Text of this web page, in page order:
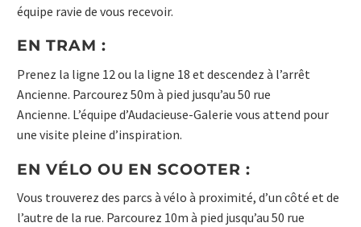
équipe ravie de vous recevoir.
EN TRAM :
Prenez la ligne 12 ou la ligne 18 et descendez à l’arrêt
Ancienne. Parcourez 50m à pied jusqu’au 50 rue
Ancienne. L’équipe d’Audacieuse-Galerie vous attend pour
une visite pleine d’inspiration.
EN VÉLO OU EN SCOOTER :
Vous trouverez des parcs à vélo à proximité, d’un côté et de
l’autre de la rue. Parcourez 10m à pied jusqu’au 50 rue